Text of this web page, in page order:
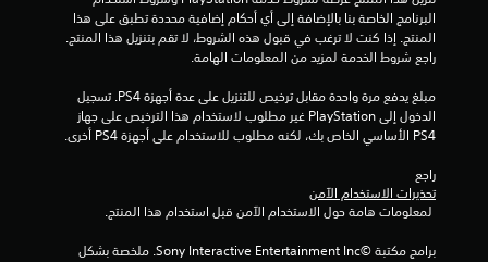
م
ل
ي
راجع شروط الخدمة لمزيد من المعلومات الهامة.
PS4 الأساسي الخاص بك، لكنه مطلوب للاستخدام على أجهزة PS4 أخرى.
راجع
تحذيرات الاستخدام الآمن